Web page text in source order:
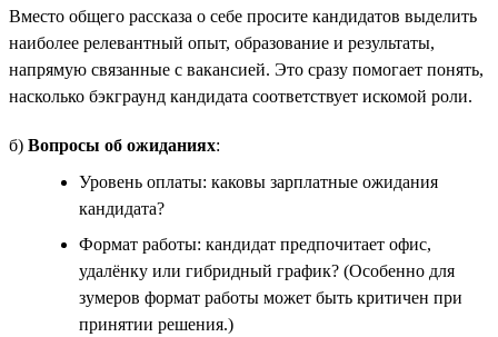
Вместо общего рассказа о себе просите кандидатов выделить
наиболее релевантный опыт, образование и результаты,
напрямую связанные с вакансией. Это сразу помогает понять,
насколько бэкграунд кандидата соответствует искомой роли.
б) Вопросы об ожиданиях:
Уровень оплаты: каковы зарплатные ожидания
кандидата?
Формат работы: кандидат предпочитает офис,
удалёнку или гибридный график? (Особенно для
зумеров формат работы может быть критичен при
принятии решения.)